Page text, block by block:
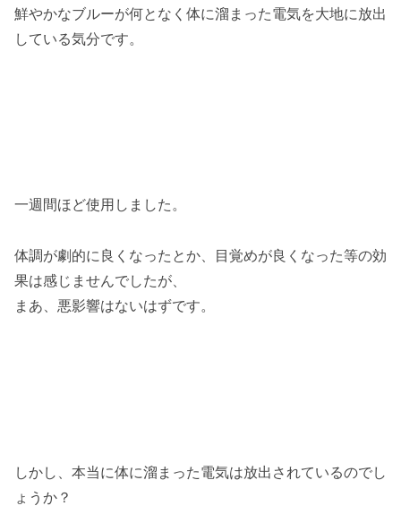
鮮やかなブルーが何となく体に溜まった電気を大地に放出
している気分です。
一週間ほど使用しました。
体調が劇的に良くなったとか、目覚めが良くなった等の効
果は感じませんでしたが、
まあ、悪影響はないはずです。
しかし、本当に体に溜まった電気は放出されているのでし
ょうか？